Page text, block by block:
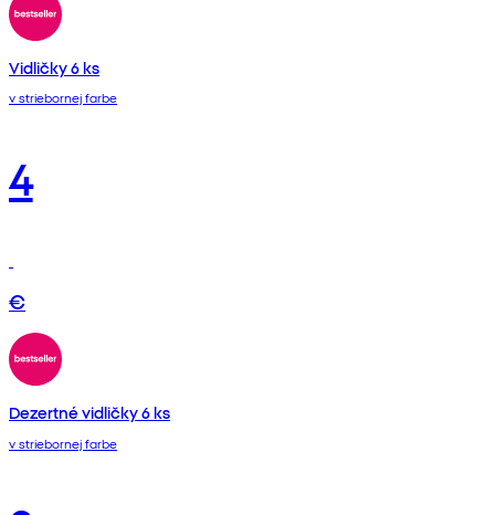
Vidličky 6 ks
v striebornej farbe
4
€
Dezertné vidličky 6 ks
v striebornej farbe